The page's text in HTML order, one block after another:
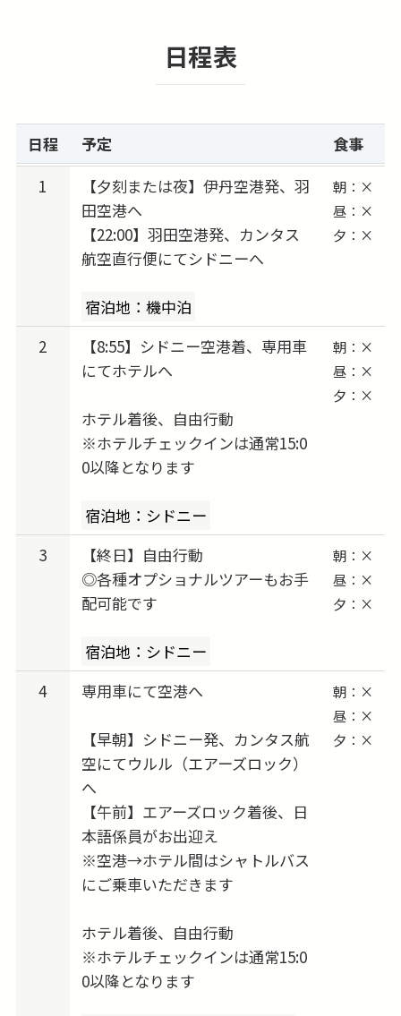
えし、滞在中に役立つ情報も案内してくれま
★ウルルの星空と野外ディナーを堪能
旅のハイライトは、オーストラリアの大自然の
中で楽しむ野外ディナー「マイ・ウルル・ラ・
イラ」。広大なアウトバックの空の下で味わう
特別な食事は忘れられない思い出に。天候が良
半球ならではの満天の星空を体験できます。
★カンタス航空利用で快適な空の旅
往路は羽田からカンタス航空の直行便を利用
し、移動もスムーズ。長距離旅行でも安心して
ご参加いただけます。シドニーとウルルの人気
2都市にそれぞれしっかり滞在できる行程なの
で、都市観光も大自然もどちらも楽しみたい方
にぴったりの充実プランです。
📌欲張り旅も叶う！ツアーアレンジは自由自
観戦チケットの手配や、延泊したい、ビジネス
クラスへ変更したい、他都市に訪問したい…な
ど、ご希望があればお知らせください。お客様
日程表
日程 予定
食事
1
【夕刻または夜】伊丹空港発、羽
田空港へ
【22:00】羽田空港発、カンタス
航空直行便にてシドニーへ
宿泊地：機中泊
朝：×
昼：×
夕：×
2
【8:55】シドニー空港着、専用車
にてホテルへ
ホテル着後、自由行動
※ホテルチェックインは通常15:0
0以降となります
宿泊地：シドニー
朝：×
昼：×
夕：×
3
【終日】自由行動
◎各種オプショナルツアーもお手
配可能です
宿泊地：シドニー
朝：×
昼：×
夕：×
4 専用車にて空港へ
【早朝】シドニー発、カンタス航
空にてウルル（エアーズロック）
へ
【午前】エアーズロック着後、日
本語係員がお出迎え
※空港→ホテル間はシャトルバス
にご乗車いただきます
ホテル着後、自由行動
※ホテルチェックインは通常15:0
0以降となります
朝：×
昼：×
夕：×